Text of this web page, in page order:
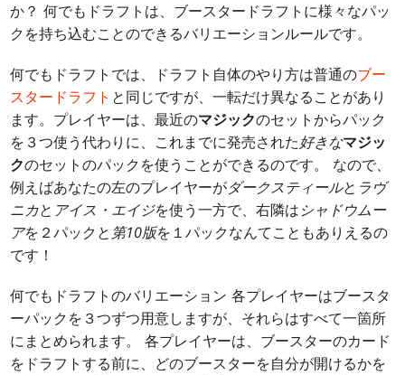
か？ 何でもドラフトは、ブースタードラフトに様々なパッ
クを持ち込むことのできるバリエーションルールです。
何でもドラフトでは、ドラフト自体のやり方は普通のブー
スタードラフト と同じですが、一転だけ異なることがあり
ます。プレイヤーは、最近のマジックのセットからパック
を３つ使う代わりに、これまでに発売された好きなマジッ
クのセットのパックを使うことができるのです。 なので、
例えばあなたの左のプレイヤーがダークスティールと ラヴ
ニカと アイス・エイジを使う一方で、右隣はシャドウムー
アを２パックと 第10版を１パックなんてこともありえるの
です！
何でもドラフトのバリエーション 各プレイヤーはブースタ
ーパックを３つずつ用意しますが、それらはすべて一箇所
にまとめられます。 各プレイヤーは、ブースターのカード
をドラフトする前に、どのブースターを自分が開けるかを